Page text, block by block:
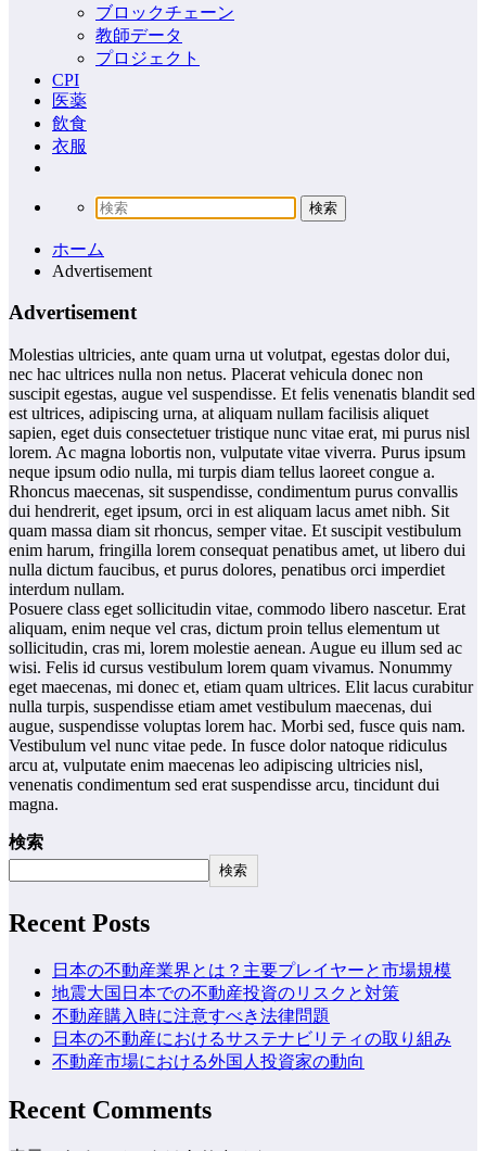
ブロックチェーン
教師データ
プロジェクト
CPI
医薬
飲食
衣服
ホーム
Advertisement
Advertisement
Molestias ultricies, ante quam urna ut volutpat, egestas dolor dui,
nec hac ultrices nulla non netus. Placerat vehicula donec non
suscipit egestas, augue vel suspendisse. Et felis venenatis blandit sed
est ultrices, adipiscing urna, at aliquam nullam facilisis aliquet
sapien, eget duis consectetuer tristique nunc vitae erat, mi purus nisl
lorem. Ac magna lobortis non, vulputate vitae viverra. Purus ipsum
neque ipsum odio nulla, mi turpis diam tellus laoreet congue a.
Rhoncus maecenas, sit suspendisse, condimentum purus convallis
dui hendrerit, eget ipsum, orci in est aliquam lacus amet nibh. Sit
quam massa diam sit rhoncus, semper vitae. Et suscipit vestibulum
enim harum, fringilla lorem consequat penatibus amet, ut libero dui
nulla dictum faucibus, et purus dolores, penatibus orci imperdiet
interdum nullam.
Posuere class eget sollicitudin vitae, commodo libero nascetur. Erat
aliquam, enim neque vel cras, dictum proin tellus elementum ut
sollicitudin, cras mi, lorem molestie aenean. Augue eu illum sed ac
wisi. Felis id cursus vestibulum lorem quam vivamus. Nonummy
eget maecenas, mi donec et, etiam quam ultrices. Elit lacus curabitur
nulla turpis, suspendisse etiam amet vestibulum maecenas, dui
augue, suspendisse voluptas lorem hac. Morbi sed, fusce quis nam.
Vestibulum vel nunc vitae pede. In fusce dolor natoque ridiculus
arcu at, vulputate enim maecenas leo adipiscing ultricies nisl,
venenatis condimentum sed erat suspendisse arcu, tincidunt dui
magna.
検索
検索
Recent Posts
日本の不動産業界とは？主要プレイヤーと市場規模
地震大国日本での不動産投資のリスクと対策
不動産購入時に注意すべき法律問題
日本の不動産におけるサステナビリティの取り組み
不動産市場における外国人投資家の動向
Recent Comments